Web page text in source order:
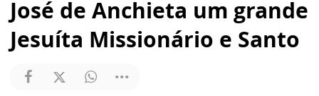
José de Anchieta um grande
Jesuíta Missionário e Santo